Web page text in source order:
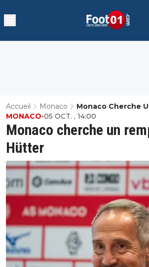
Accueil Monaco
Monaco Cherche
Hütter
Monaco cherche un
Hütter
MONACO•05 OCT. , 14:00